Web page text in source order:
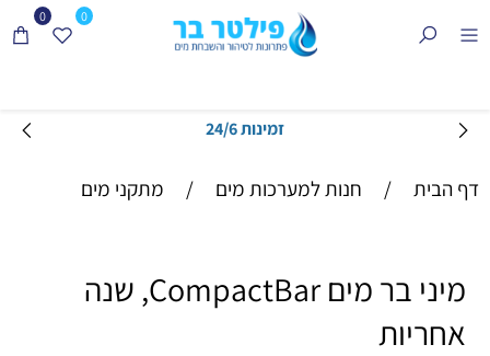
זמינות 24/6
0 0
דף הבית / חנות למערכות מים / מתקני מים
מיני בר מים CompactBar, שנה
אחריות